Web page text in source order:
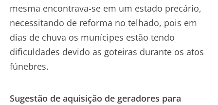
mesma encontrava-se em um estado precário,
necessitando de reforma no telhado, pois em
dias de chuva os munícipes estão tendo
dificuldades devido as goteiras durante os atos
fúnebres.
Sugestão de aquisição de geradores para